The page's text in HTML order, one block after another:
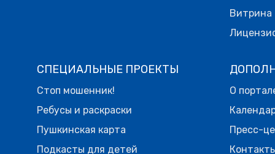
Витрина
СПЕЦИАЛЬНЫЕ ПРОЕКТЫ
Стоп мошенник!
Ребусы и раскраски
Пушкинская карта
Подкасты для детей
О
Пресс-